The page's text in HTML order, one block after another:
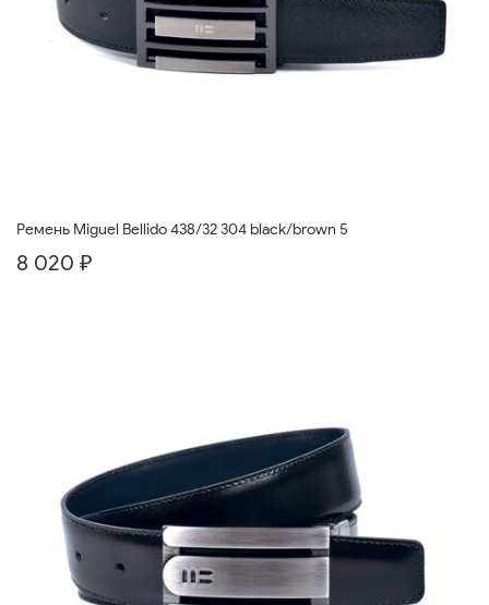
Ремень Miguel Bellido 438/32 304 black/brown 5
8 020 ₽